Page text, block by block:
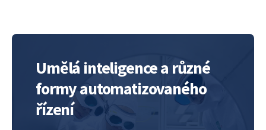
Umělá inteligence a různé
formy automatizovaného
řízení